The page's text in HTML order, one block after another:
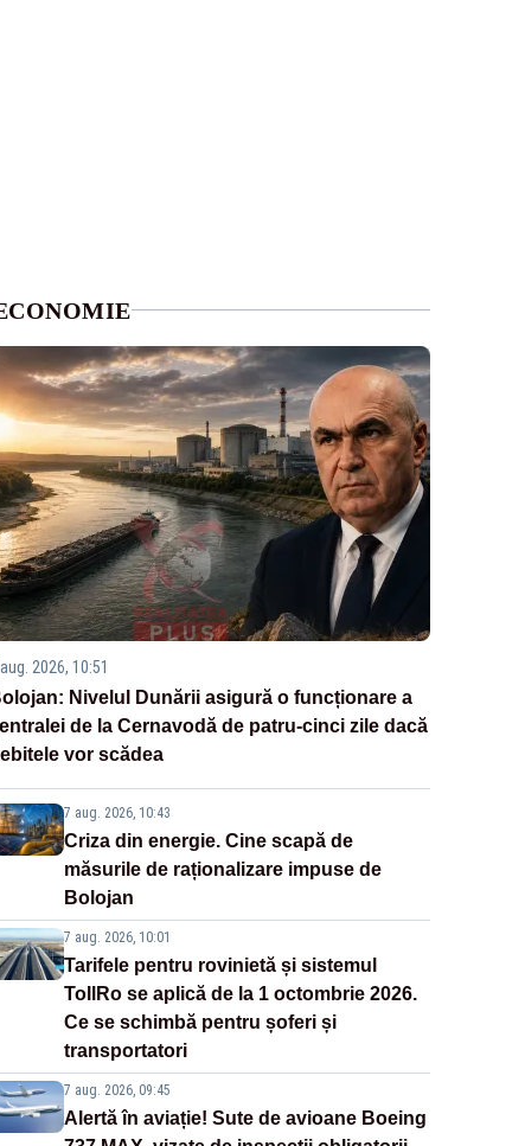
2026, 10:51
Nivelul Dunării asigură o funcționare a
de la Cernavodă de patru-cinci zile dacă
vor scădea
7 aug. 2026, 10:43
Criza din energie. Cine scapă de
măsurile de raționalizare impuse de
Bolojan
7 aug. 2026, 10:01
Tarifele pentru rovinietă și sistemul
TollRo se aplică de la 1 octombrie 2026.
Ce se schimbă pentru șoferi și
transportatori
7 aug. 2026, 09:45
Alertă în aviație! Sute de avioane Boeing